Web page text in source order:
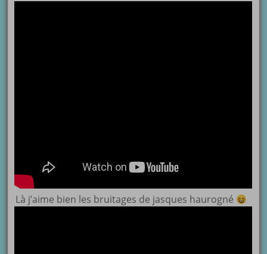
Là j’aime bien les bruitages de jasques haurogné